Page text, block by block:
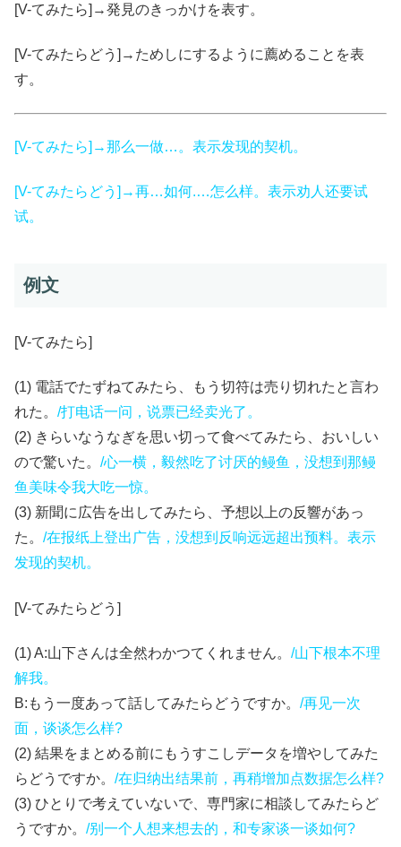
[V-てみたら]→発見のきっかけを表す。
[V-てみたらどう]→ためしにするように薦めることを表
す。
[V-てみたら]→那么一做…。表示发现的契机。
[V-てみたらどう]→再…如何.…怎么样。表示劝人还要试
试。
例文
[V-てみたら]
(1) 電話でたずねてみたら、もう切符は売り切れたと言わ
れた。 /打电话一问，说票已经卖光了。
(2) きらいなうなぎを思い切って食べてみたら、おいしい
ので驚いた。 /心一横，毅然吃了讨厌的鳗鱼，没想到那鳗
鱼美味令我大吃一惊。
(3) 新聞に広告を出してみたら、予想以上の反響があっ
た。 /在报纸上登出广告，没想到反响远远超出预料。表示
发现的契机。
[V-てみたらどう]
(1) A:山下さんは全然わかつてくれません。 /山下根本不理
解我。
B:もう一度あって話してみたらどうですか。 /再见一次
面，谈谈怎么样?
(2) 結果をまとめる前にもうすこしデータを増やしてみた
らどうですか。 /在归纳出结果前，再稍增加点数据怎么样?
(3) ひとりで考えていないで、専門家に相談してみたらど
うですか。 /别一个人想来想去的，和专家谈一谈如何?